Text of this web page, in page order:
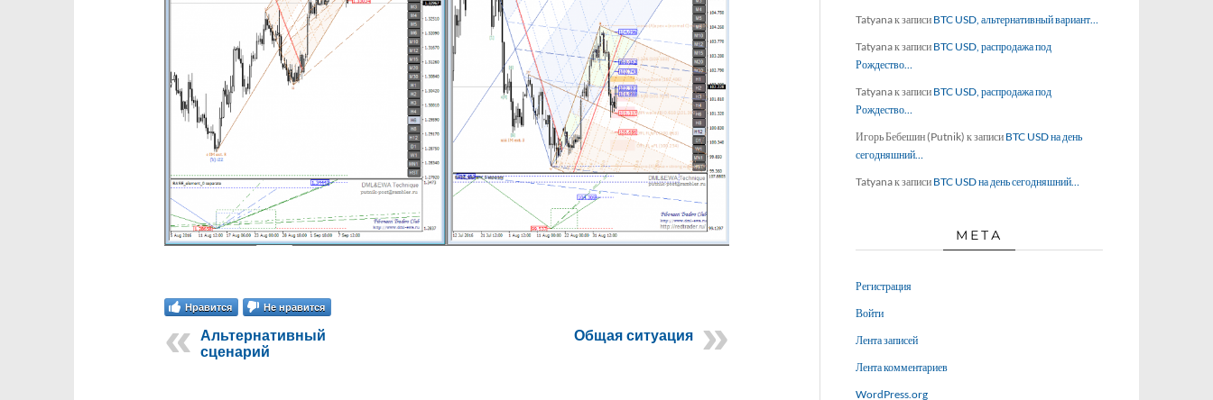
Нравится Не нравится
Альтернативный
сценарий
Общая ситуация
Tatyanaк записи BTC USD, альтернативный вариант…
Tatyanaк записи BTC USD, распродажа под
Рождество…
Tatyanaк записи BTC USD, распродажа под
Рождество…
Игорь Бебешин (Putnik) к записи BTC USD на день
сегодняшний…
Tatyanaк записи BTC USD на день сегодняшний…
МЕТА
Регистрация
Войти
Лента записей
Лента комментариев
WordPress.org